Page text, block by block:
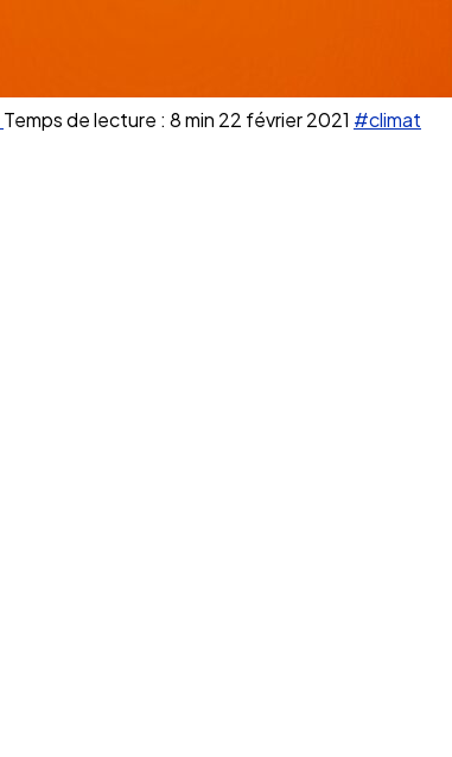
Temps de lecture : 8 min 22 février 2021 #climat